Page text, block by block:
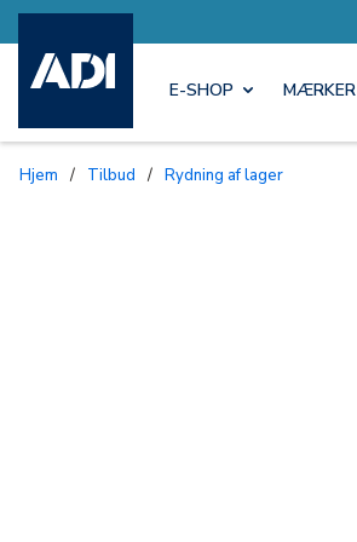
E-SHOP MÆRKER
Hjem / Tilbud / Rydning af lager